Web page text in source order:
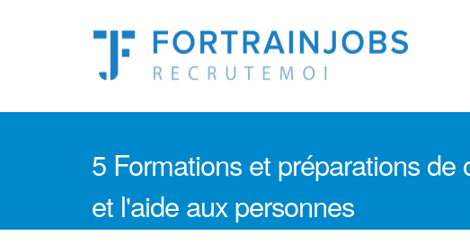
5 Formations et préparations
et l'aide aux personnes